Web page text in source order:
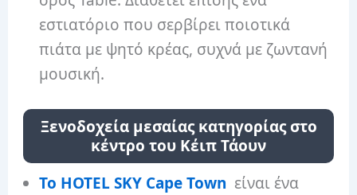
εστιατόριο που σερβίρει ποιοτικά
πιάτα με ψητό κρέας, συχνά με ζωντανή
μουσική.
Ξενοδοχεία μεσαίας κατηγορίας στο
κέντρο του Κέιπ Τάουν
Το HOTEL SKY Cape Town είναι ένα